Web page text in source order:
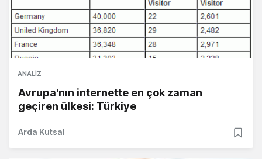
ANALIZ
Avrupa'nın internette en çok zaman
geçiren ülkesi: Türkiye
Arda Kutsal